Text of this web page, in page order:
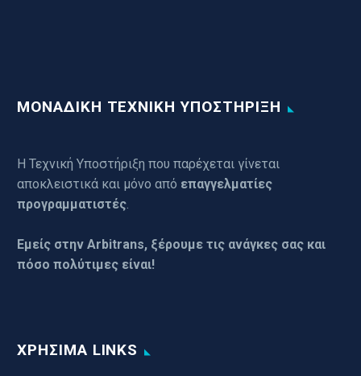
ΜΟΝΑΔΙΚΗ ΤΕΧΝΙΚΗ ΥΠΟΣΤΗΡΙΞΗ
Η Τεχνική Υποστήριξη που παρέχεται γίνεται
αποκλειστικά και μόνο από επαγγελματίες
προγραμματιστές.
Εμείς στην Arbitrans, ξέρουμε τις ανάγκες σας και
πόσο πολύτιμες είναι!
ΧΡΉΣΙΜΑ LINKS